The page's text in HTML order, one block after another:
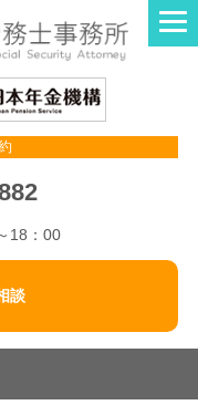
18：00
談